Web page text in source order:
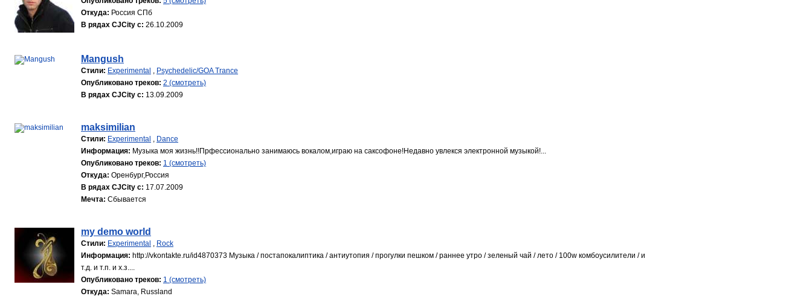
Откуда: Россия СПб
В рядах CJCity с: 26.10.2009
Mangush
Стили: Experimental , Psychedelic/GOA Trance
Опубликовано треков: 2 (смотреть)
В рядах CJCity с: 13.09.2009
maksimilian
Стили: Experimental , Dance
Информация: Музыка моя жизнь!!Прфессионально занимаюсь вокалом,играю на саксофоне!Недавно увлекся электронной музыкой!...
Опубликовано треков: 1 (смотреть)
Откуда: Оренбург,Россия
В рядах CJCity с: 17.07.2009
Мечта: Сбывается
my demo world
Стили: Experimental , Rock
Информация: http://vkontakte.ru/id4870373 Музыка / постапокалиптика / антиутопия / прогулки пешком / раннее утро / зеленый чай / лето / 100w комбоусилители / и
т.д. и т.п. и х.з....
Опубликовано треков: 1 (смотреть)
Откуда: Samara, Russland